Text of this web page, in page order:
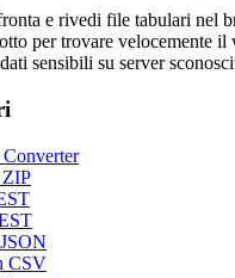
e rivedi file tabulari nel
per trovare velocemente
sensibili su server
CSV